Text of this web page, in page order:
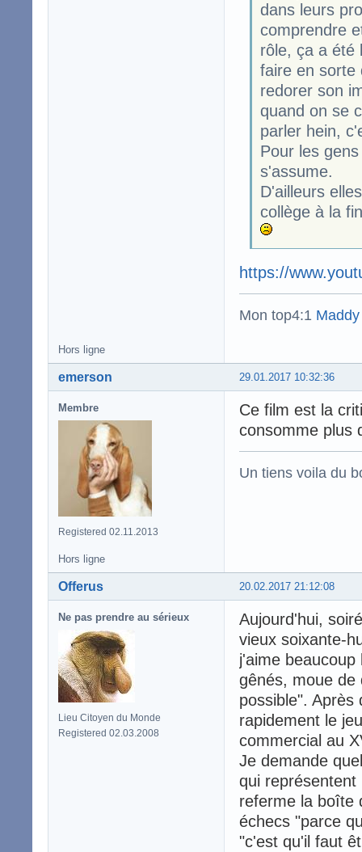
dans leurs
comprendre
rôle, ça a été
faire en sorte
redorer son
quand on se
parler hein,
Pour les
s'assume.
D'ailleurs
collège à la
https://
Mon top4:1
Hors ligne
29.01.2017 10:32:36
emerson
Membre
Registered 02.11.2013
Ce film est la
consomme plus
Un tiens voila du
Hors ligne
20.02.2017 21:12:08
Offerus
Ne pas prendre au sérieux
Lieu Citoyen du Monde
Registered 02.03.2008
Aujourd'hui,
vieux soixante-
j'aime
gênés, moue de
possible". Après
rapidement le
commercial au
Je demande
qui
referme la boîte
échecs "parce
"c'est qu'il faut